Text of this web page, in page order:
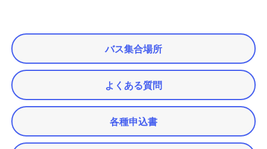
バス集合場所
よくある質問
各種申込書